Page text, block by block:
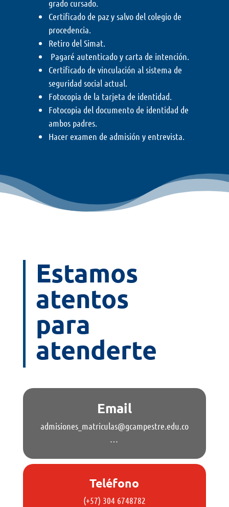
grado cursado.
Certificado de paz y salvo del colegio de
procedencia.
Retiro del Simat.
Pagaré autenticado y carta de intención.
Certificado de vinculación al sistema de
seguridad social actual.
Fotocopia de la tarjeta de identidad.
Fotocopia del documento de identidad de
ambos padres.
Hacer examen de admisión y entrevista.
Estamos
atentos
para
atenderte
Email
admisiones_matriculas@gcampestre.edu.co
…
Teléfono
(+57) 304 6748782